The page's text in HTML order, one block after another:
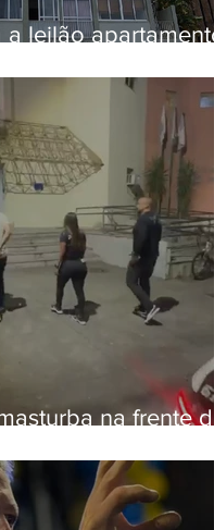
leilão apartamento
na frente de